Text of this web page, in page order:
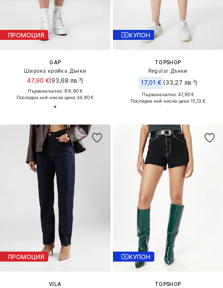
ПРОМОЦИЯ
GAP
Широка кройка Дънки
47,90 €(93,68 лв.³)
Първоначално: 69,90 €
Последна най-ниска цена:34,90 €
КУПОН
TOPSHOP
Regular Дънки
17,01 € (33,27 лв.³)
Първоначално: 47,90 €
Последна най-ниска цена:15,12 €
ПРОМОЦИЯ
VILA
КУПОН
TOPSHOP